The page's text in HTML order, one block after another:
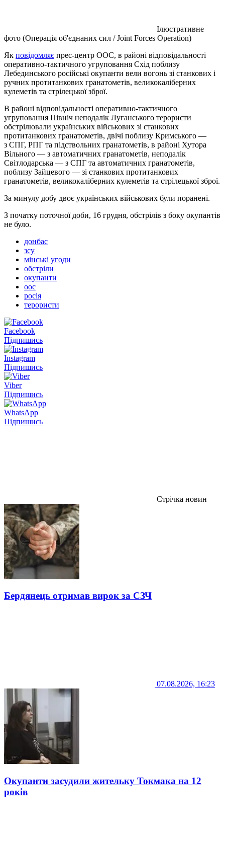
Ілюстративне
фото (Операція об'єднаних сил / Joint Forces Operation)
Як повідомляє прес-центр ООС, в районі відповідальності
оперативно-тактичного угруповання Схід поблизу
Лебединського російські окупанти вели вогонь зі станкових і
ручних протитанкових гранатометів, великокаліберних
кулеметів та стрілецької зброї.
В районі відповідальності оперативно-тактичного
угруповання Північ неподалік Луганського терористи
обстрілювали українських військових зі станкових
протитанкових гранатометів, двічі поблизу Кримського —
з СПГ, РПГ та підствольних гранатометів, в районі Хутора
Вільного — з автоматичних гранатометів, неподалік
Світлодарська — з СПГ та автоматичних гранатометів,
поблизу Зайцевого — зі станкових протитанкових
гранатометів, великокаліберних кулеметів та стрілецької зброї.
За минулу добу двоє українських військових були поранені.
З початку поточної доби, 16 грудня, обстрілів з боку окупантів
не було.
донбас
зсу
мінські угоди
обстріли
окупанти
оос
росія
терористи
Facebook
Підпишись
Instagram
Підпишись
Viber
Підпишись
WhatsApp
Підпишись
Стрічка новин
Бердянець отримав вирок за СЗЧ
07.08.2026, 16:23
Окупанти засудили жительку Токмака на 12
років